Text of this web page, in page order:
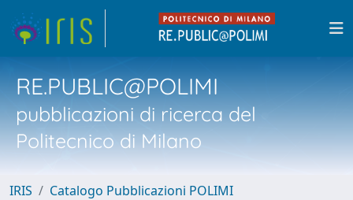
RE.PUBLIC@POLIMI
pubblicazioni di ricerca del
Politecnico di Milano
IRIS
Catalogo Pubblicazioni POLIMI